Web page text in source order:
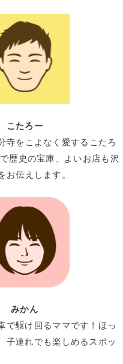
こたろー
寺をこよなく愛するこたろ
歴史の宝庫、よいお店も沢
お伝えします。
みかん
で駆け回るママです！ほっ
子連れでも楽しめるスポッ